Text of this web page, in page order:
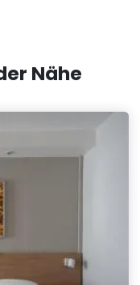
Nähe